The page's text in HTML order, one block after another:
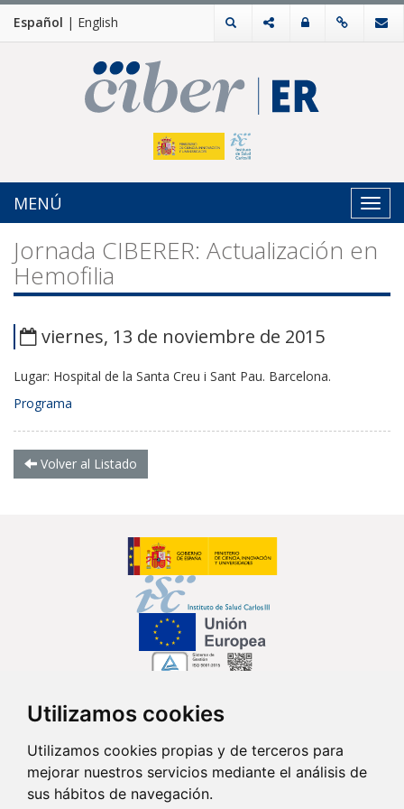
Utilizamos cookies
Utilizamos cookies propias y de terceros para
mejorar nuestros servicios mediante el análisis de
sus hábitos de navegación.
Español | English
MENÚ
Jornada CIBERER: Actualización en
Hemofilia
viernes, 13 de noviembre de 2015
Lugar: Hospital de la Santa Creu i Sant Pau. Barcelona.
Programa
Volver al Listado
Síguenos en...
Contacto